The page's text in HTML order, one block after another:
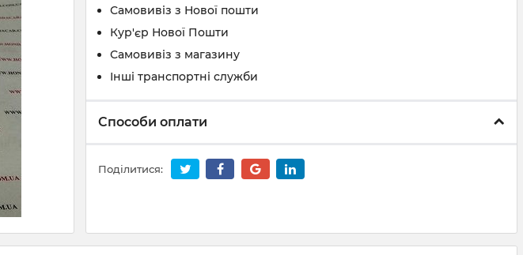
Самовивіз з Нової пошти
Кур'єр Нової Пошти
Самовивіз з магазину
Інші транспортні служби
Способи оплати
Поділитися: